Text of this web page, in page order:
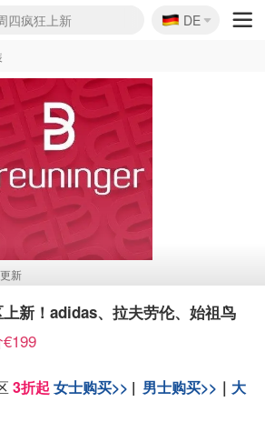
开抢！
疯狂上新
大促
75折 随时失效
独家85折额外叠85折
闪促！每日更新
囤！5折起+叠9折
仅€192
🇩🇪
DE
新
新！adidas、拉夫劳伦、始祖鸟
3折起 女士购买>> | 男士购买>> ｜ 大